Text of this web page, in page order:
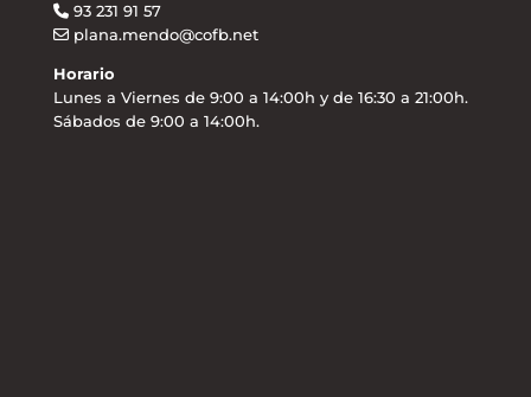
93 231 91 57
plana.mendo@cofb.net
Horario
Lunes a Viernes de 9:00 a 14:00h y de 16:30 a 21:00h.
Sábados de 9:00 a 14:00h.